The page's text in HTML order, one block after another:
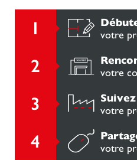
votre
votre
Suivez
votre
votre